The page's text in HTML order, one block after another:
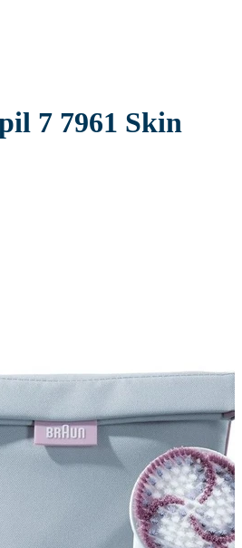
7 7961 Skin